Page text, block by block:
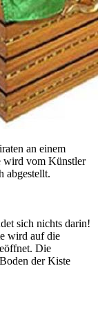
an einem
wird vom Künstler
abgestellt.
sich nichts darin!
wird auf die
Die
der Kiste